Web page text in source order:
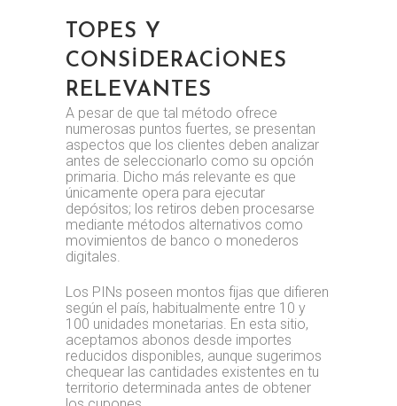
TOPES Y
CONSIDERACIONES
RELEVANTES
A pesar de que tal método ofrece
numerosas puntos fuertes, se presentan
aspectos que los clientes deben analizar
antes de seleccionarlo como su opción
primaria. Dicho más relevante es que
únicamente opera para ejecutar
depósitos; los retiros deben procesarse
mediante métodos alternativos como
movimientos de banco o monederos
digitales.
Los PINs poseen montos fijas que difieren
según el país, habitualmente entre 10 y
100 unidades monetarias. En esta sitio,
aceptamos abonos desde importes
reducidos disponibles, aunque sugerimos
chequear las cantidades existentes en tu
territorio determinada antes de obtener